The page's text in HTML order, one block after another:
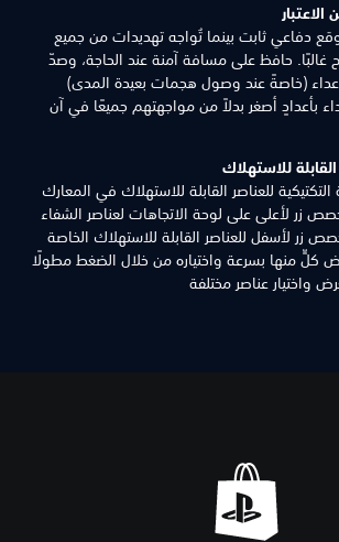
دفاعي ثابت بينما تُواجه تهديدات من جميع
غالبًا. حافظ على مسافة آمنة عند الحاجة، وصدّ
(خاصةً عند وصول هجمات بعيدة المدى)
بأعدادٍ أصغر بدلاً من مواجهتهم جميعًا في آن
للاستهلاك
للعناصر القابلة للاستهلاك في المعارك
زر لأعلى على لوحة الاتجاهات لعناصر الشفاء
زر لأسفل للعناصر القابلة للاستهلاك الخاصة
كلٍّ منها بسرعة واختياره من خلال الضغط مطولًا
واختيار عناصر مختلفة